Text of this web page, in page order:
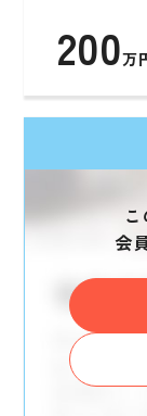
200万
会